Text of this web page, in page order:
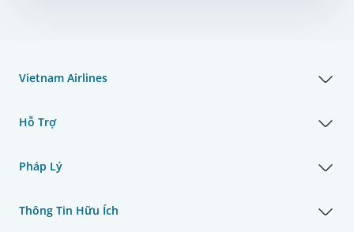
Vietnam Airlines
Hỗ Trợ
Pháp Lý
Thông Tin Hữu Ích